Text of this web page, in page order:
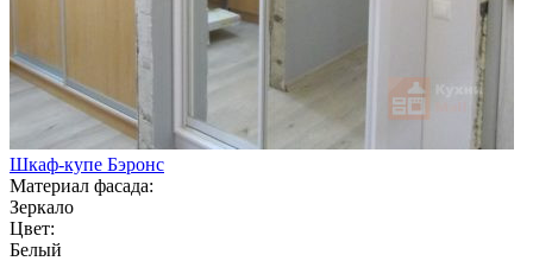
Шкаф-купе Бэронс
Материал фасада:
Зеркало
Цвет:
Белый